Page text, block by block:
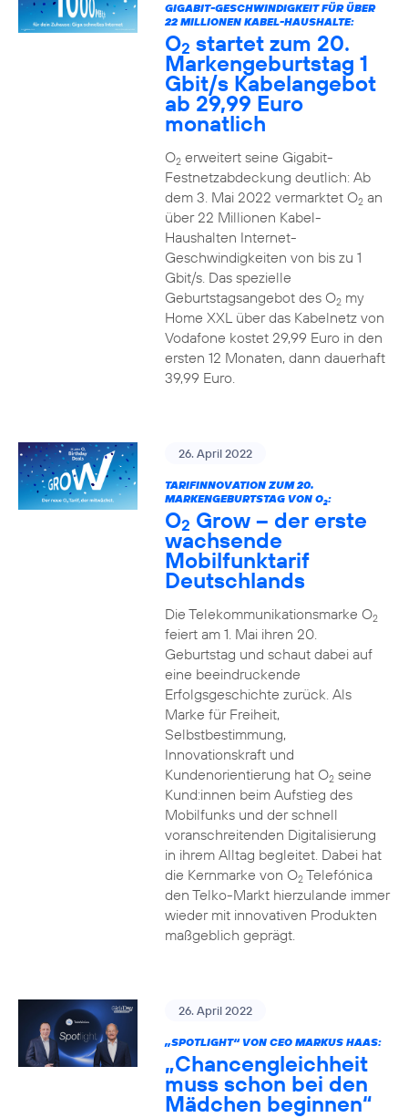
GIGABIT-GESCHWINDIGKEIT FÜR ÜBER
22 MILLIONEN KABEL-HAUSHALTE:
O2 startet zum 20.
Markengeburtstag 1
Gbit/s Kabelangebot
ab 29,99 Euro
monatlich
O2erweitert seine Gigabit-
Festnetzabdeckung deutlich: Ab
dem 3. Mai 2022 vermarktet O2an
über 22 Millionen Kabel-
Haushalten Internet-
Geschwindigkeiten von bis zu 1
Gbit/s. Das spezielle
Geburtstagsangebot des O2my
Home XXL über das Kabelnetz von
Vodafone kostet 29,99 Euro in den
ersten 12 Monaten, dann dauerhaft
39,99 Euro.
26. April 2022
TARIFINNOVATION ZUM 20.
MARKENGEBURTSTAG VON O2:
O2 Grow – der erste
wachsende
Mobilfunktarif
Deutschlands
Die Telekommunikationsmarke O2
feiert am 1. Mai ihren 20.
Geburtstag und schaut dabei auf
eine beeindruckende
Erfolgsgeschichte zurück. Als
Marke für Freiheit,
Selbstbestimmung,
Innovationskraft und
Kundenorientierung hat O2seine
Kund:innen beim Aufstieg des
Mobilfunks und der schnell
voranschreitenden Digitalisierung
in ihrem Alltag begleitet. Dabei hat
die Kernmarke von O2Telefónica
den Telko-Markt hierzulande immer
wieder mit innovativen Produkten
maßgeblich geprägt.
26. April 2022
„SPOTLIGHT“ VON CEO MARKUS HAAS:
„Chancengleichheit
muss schon bei den
Mädchen beginnen“